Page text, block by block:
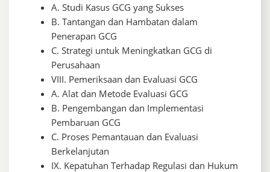
A. Studi Kasus GCG yang Sukses
B. Tantangan dan Hambatan dalam
Penerapan GCG
C. Strategi untuk Meningkatkan GCG di
Perusahaan
VIII. Pemeriksaan dan Evaluasi GCG
A. Alat dan Metode Evaluasi GCG
B. Pengembangan dan Implementasi
Pembaruan GCG
C. Proses Pemantauan dan Evaluasi
Berkelanjutan
IX. Kepatuhan Terhadap Regulasi dan Hukum